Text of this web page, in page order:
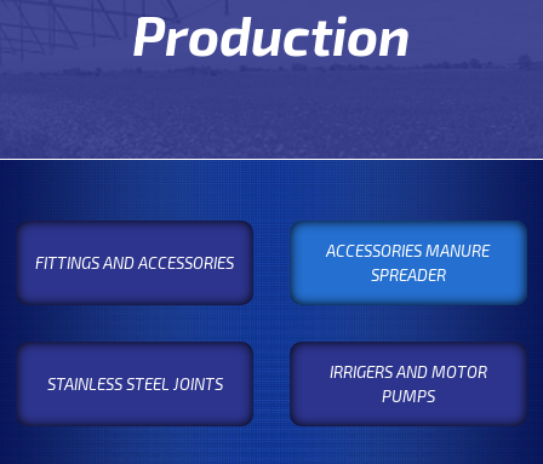
Production
FITTINGS AND ACCESSORIES
ACCESSORIES MANURE
SPREADER
STAINLESS STEEL JOINTS
IRRIGERS AND MOTOR
PUMPS